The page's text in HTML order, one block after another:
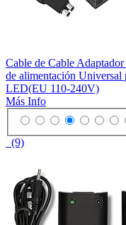
Cable de Cable
de alimentación
LED(EU 110-240V)
Más Info
(9)